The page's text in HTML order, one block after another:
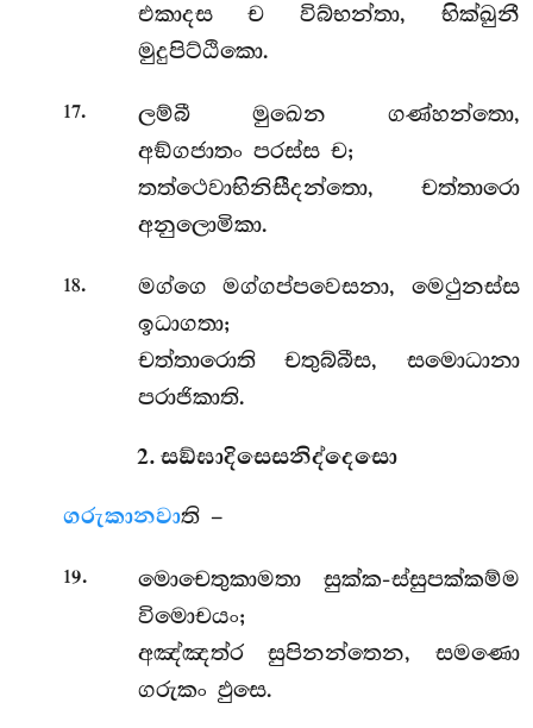
එකාදස ච විබ්භන්තා, භික්ඛුනී
මුදුපිට්ඨිකො.
17.
ලම්බී මුඛෙන ගණ්හන්තො,
අඞ්ගජාතං පරස්ස ච;
තත්ථෙවාභිනිසීදන්තො, චත්තාරො
අනුලොමිකා.
18.
මග්ගෙ මග්ගප්පවෙසනා, මෙථුනස්ස
ඉධාගතා;
චත්තාරොති චතුබ්බීස, සමොධානා
පරාජිකාති.
2. සඞ්ඝාදිසෙසනිද්දෙසො
ගරුකානවාති –
19.
මොචෙතුකාමතා සුක්ක-ස්සුපක්කම්ම
විමොචයං;
අඤ්ඤත්ර සුපිනන්තෙන, සමණො
ගරුකං ඵුසෙ.